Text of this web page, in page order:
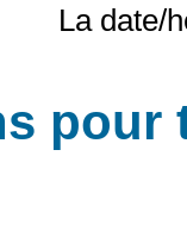
La date/
pour